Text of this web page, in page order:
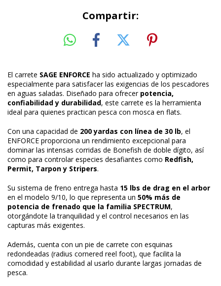
Compartir:
El carrete SAGE ENFORCE ha sido actualizado y optimizado
especialmente para satisfacer las exigencias de los pescadores
en aguas saladas. Diseñado para ofrecer potencia,
confiabilidad y durabilidad, este carrete es la herramienta
ideal para quienes practican pesca con mosca en flats.
Con una capacidad de 200 yardas con línea de 30 lb, el
ENFORCE proporciona un rendimiento excepcional para
dominar las intensas corridas de Bonefish de doble dígito, así
como para controlar especies desafiantes como Redfish,
Permit, Tarpon y Stripers.
Su sistema de freno entrega hasta 15 lbs de drag en el arbor
en el modelo 9/10, lo que representa un 50% más de
potencia de frenado que la familia SPECTRUM,
otorgándote la tranquilidad y el control necesarios en las
capturas más exigentes.
Además, cuenta con un pie de carrete con esquinas
redondeadas (radius cornered reel foot), que facilita la
comodidad y estabilidad al usarlo durante largas jornadas de
pesca.